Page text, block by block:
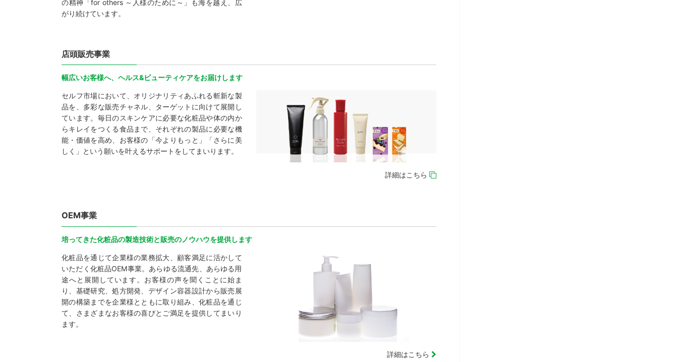
の精神「for others ～人様のために～」も海を越え、広
がり続けています。
店頭販売事業
幅広いお客様へ、ヘルス&ビューティケアをお届けします
セルフ市場において、オリジナリティあふれる斬新な製
品を、多彩な販売チャネル、ターゲットに向けて展開し
ています。毎日のスキンケアに必要な化粧品や体の内か
らキレイをつくる食品まで、それぞれの製品に必要な機
能・価値を高め、お客様の「今よりもっと」「さらに美
しく」という願いを叶えるサポートをしてまいります。
詳細はこちら
OEM事業
培ってきた化粧品の製造技術と販売のノウハウを提供します
化粧品を通じて企業様の業務拡大、顧客満足に活かして
いただく化粧品OEM事業。あらゆる流通先、あらゆる用
途へと展開しています。お客様の声を聞くことに始ま
り、基礎研究、処方開発、デザイン容器設計から販売展
開の構築までを企業様とともに取り組み、化粧品を通じ
て、さまざまなお客様の喜びとご満足を提供してまいり
ます。
詳細はこちら